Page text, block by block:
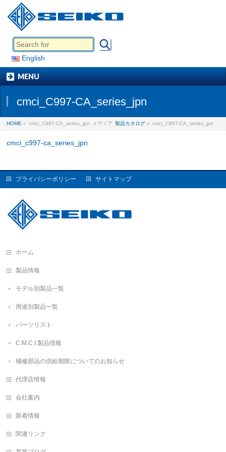
English
MENU
cmci_C997-CA_series_jpn
HOME » cmci_C997-CA_series_jpn メディア 製品カタログ » cmci_C997-CA_series_jpn
cmci_c997-ca_series_jpn
プライバシーポリシー サイトマップ
ホーム
製品情報
モデル別製品一覧
用途別製品一覧
パーツリスト
C.M.C.I.製品情報
補修部品の供給期限についてのお知らせ
代理店情報
会社案内
新着情報
関連リンク